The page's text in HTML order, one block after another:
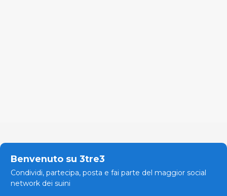
Benvenuto su 3tre3
Condividi, partecipa, posta e fai parte del maggior social
network dei suini